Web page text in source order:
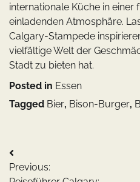
internationale Küche in einer
einladenden Atmosphäre.
Calgary-Stampede
vielfältige Welt der
Stadt zu bieten hat.
Posted in Essen
Tagged Bier, Bison-Burger,
Beitragsnavigation
Previous: